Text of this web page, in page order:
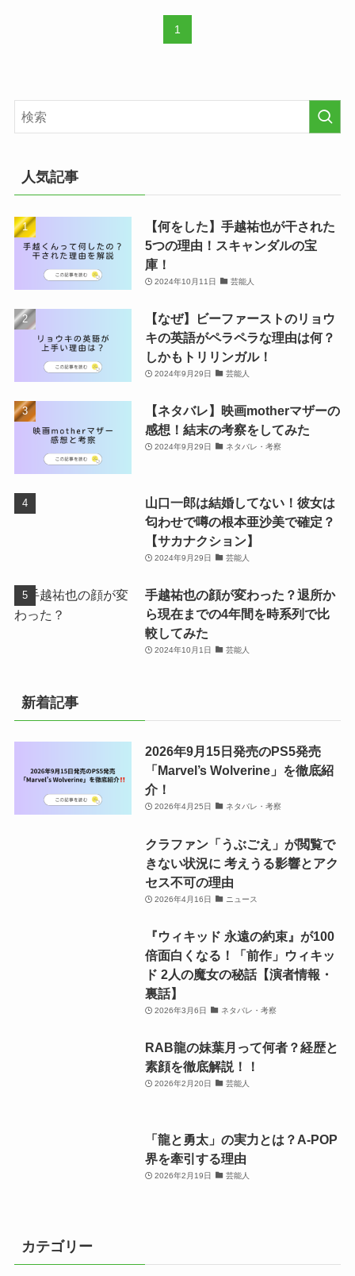
1
人気記事
【何をした】手越祐也が干された
5つの理由！スキャンダルの宝
庫！
2024年10月11日 芸能人
【なぜ】ビーファーストのリョウ
キの英語がペラペラな理由は何？
しかもトリリンガル！
2024年9月29日 芸能人
【ネタバレ】映画motherマザーの
感想！結末の考察をしてみた
2024年9月29日 ネタバレ・考察
山口一郎は結婚してない！彼女は
匂わせで噂の根本亜沙美で確定？
【サカナクション】
2024年9月29日 芸能人
手越祐也の顔が変わった？退所か
ら現在までの4年間を時系列で比
較してみた
2024年10月1日 芸能人
新着記事
2026年9月15日発売のPS5発売
「Marvel’s Wolverine」を徹底紹
介！
2026年4月25日 ネタバレ・考察
クラファン「うぶごえ」が閲覧で
きない状況に 考えうる影響とアク
セス不可の理由
2026年4月16日 ニュース
『ウィキッド 永遠の約束』が100
倍面白くなる！「前作」ウィキッ
ド 2人の魔女の秘話【演者情報・
裏話】
2026年3月6日 ネタバレ・考察
RAB龍の妹葉月って何者？経歴と
素顔を徹底解説！！
2026年2月20日 芸能人
「龍と勇太」の実力とは？A-POP
界を牽引する理由
2026年2月19日 芸能人
カテゴリー